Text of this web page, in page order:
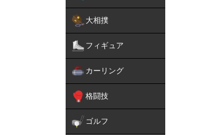
大相撲
フィギュア
カーリング
格闘技
ゴルフ